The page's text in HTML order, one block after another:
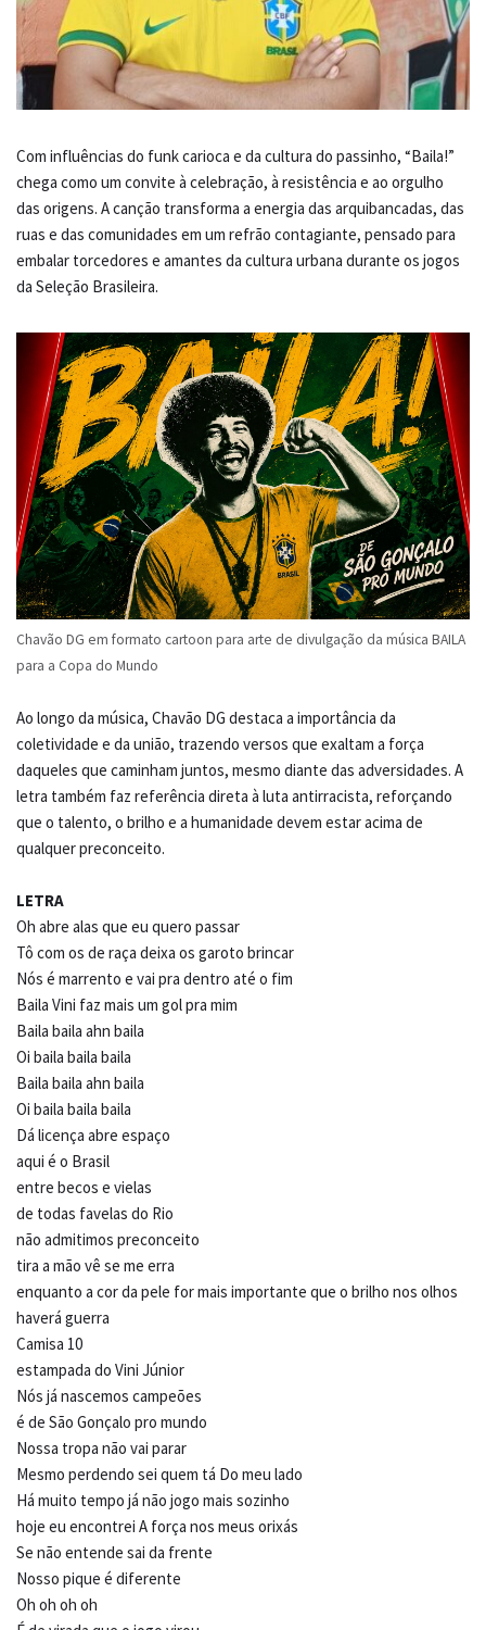
Com influências do funk carioca e da cultura do passinho, “Baila!”
chega como um convite à celebração, à resistência e ao orgulho
das origens. A canção transforma a energia das arquibancadas, das
ruas e das comunidades em um refrão contagiante, pensado para
embalar torcedores e amantes da cultura urbana durante os jogos
da Seleção Brasileira.
Chavão DG em formato cartoon para arte de divulgação da música BAILA
para a Copa do Mundo
Ao longo da música, Chavão DG destaca a importância da
coletividade e da união, trazendo versos que exaltam a força
daqueles que caminham juntos, mesmo diante das adversidades. A
letra também faz referência direta à luta antirracista, reforçando
que o talento, o brilho e a humanidade devem estar acima de
qualquer preconceito.
LETRA
Oh abre alas que eu quero passar
Tô com os de raça deixa os garoto brincar
Nós é marrento e vai pra dentro até o fim
Baila Vini faz mais um gol pra mim
Baila baila ahn baila
Oi baila baila baila
Baila baila ahn baila
Oi baila baila baila
Dá licença abre espaço
aqui é o Brasil
entre becos e vielas
de todas favelas do Rio
não admitimos preconceito
tira a mão vê se me erra
enquanto a cor da pele for mais importante que o brilho nos olhos
haverá guerra
Camisa 10
estampada do Vini Júnior
Nós já nascemos campeões
é de São Gonçalo pro mundo
Nossa tropa não vai parar
Mesmo perdendo sei quem tá Do meu lado
Há muito tempo já não jogo mais sozinho
hoje eu encontrei A força nos meus orixás
Se não entende sai da frente
Nosso pique é diferente
Oh oh oh oh